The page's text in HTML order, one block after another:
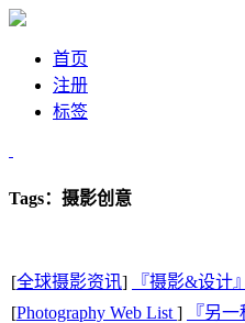
首页
注册
标签
Tags：摄影创意
[全球摄影资讯] 『摄影&设计
[Photography Web List ] 『另